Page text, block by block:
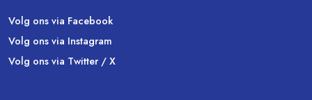
Volg ons via Facebook
Volg ons via Instagram
Volg ons via Twitter / X